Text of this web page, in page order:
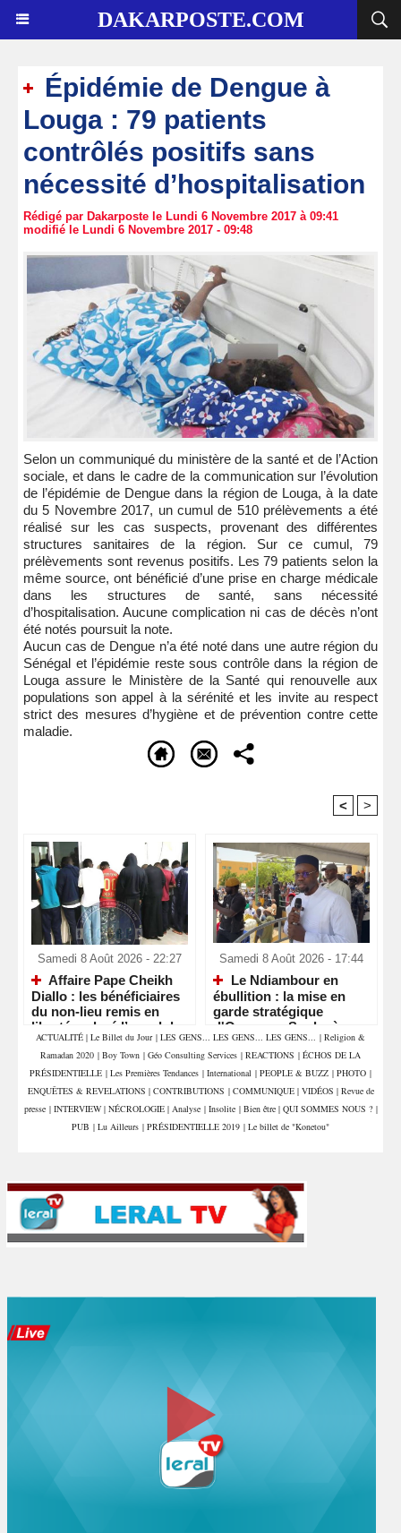
DAKARPOSTE.COM
Épidémie de Dengue à
Louga : 79 patients
contrôlés positifs sans
nécessité d’hospitalisation
Rédigé par Dakarposte le Lundi 6 Novembre 2017 à 09:41
modifié le Lundi 6 Novembre 2017 - 09:48
Selon un communiqué du ministère de la santé et de l’Action
sociale, et dans le cadre de la communication sur l’évolution
de l’épidémie de Dengue dans la région de Louga, à la date
du 5 Novembre 2017, un cumul de 510 prélèvements a été
réalisé sur les cas suspects, provenant des différentes
structures sanitaires de la région. Sur ce cumul, 79
prélèvements sont revenus positifs. Les 79 patients selon la
même source, ont bénéficié d’une prise en charge médicale
dans les structures de santé, sans nécessité
d’hospitalisation. Aucune complication ni cas de décès n’ont
été notés poursuit la note.
Aucun cas de Dengue n’a été noté dans une autre région du
Sénégal et l’épidémie reste sous contrôle dans la région de
Louga assure le Ministère de la Santé qui renouvelle aux
populations son appel à la sérénité et les invite au respect
strict des mesures d’hygiène et de prévention contre cette
maladie.
< >
Samedi 8 Août 2026 - 22:27
Affaire Pape Cheikh
Diallo : les bénéficiaires
du non-lieu remis en
liberté malgré l’appel du
parquet
Samedi 8 Août 2026 - 17:44
Le Ndiambour en
ébullition : la mise en
garde stratégique
d'Ousmane Sonko à
Louga
ACTUALITÉ | Le Billet du Jour | LES GENS... LES GENS... LES GENS... | Religion &
Ramadan 2020 | Boy Town | Géo Consulting Services | REACTIONS | ÉCHOS DE LA
PRÉSIDENTIELLE | Les Premières Tendances | International | PEOPLE & BUZZ | PHOTO |
ENQUÊTES & REVELATIONS | CONTRIBUTIONS | COMMUNIQUE | VIDÉOS | Revue de
presse | INTERVIEW | NÉCROLOGIE | Analyse | Insolite | Bien être | QUI SOMMES NOUS ? |
PUB | Lu Ailleurs | PRÉSIDENTIELLE 2019 | Le billet de "Konetou"